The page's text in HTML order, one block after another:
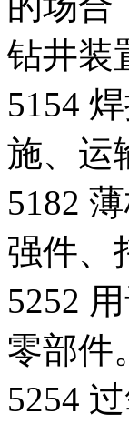
钻井装
5154
施、运
5182
强件、
5252
零部件
5254